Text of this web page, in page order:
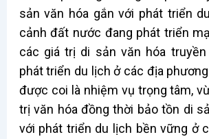
sản văn hóa gắn với phát triển
cảnh đất nước đang phát triển
các giá trị di sản văn hóa
phát triển du lịch ở các địa
được coi là nhiệm vụ trọng tâm,
trị văn hóa đồng thời bảo tồn di
với phát triển du lịch bền vững ở